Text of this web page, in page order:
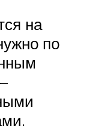
на
по